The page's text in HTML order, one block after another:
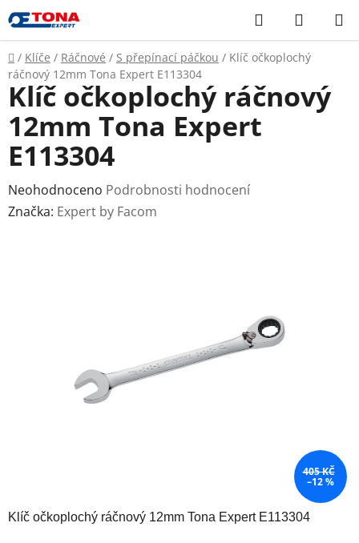
Přejít
na
obsah
Hledat
KOŠÍK
Domů
/ Klíče / Ráčnové / S přepínací páčkou / Klíč očkoplochý
ráčnový 12mm Tona Expert E113304
Klíč očkoplochý ráčnový 12mm Tona Expert E113304
Klíč očkoplochý ráčnový
12mm Tona Expert
E113304
Průměrné
hodnocení
Neohodnoceno Podrobnosti hodnocení
Značka: Expert by Facom
405 KČ
–12 %